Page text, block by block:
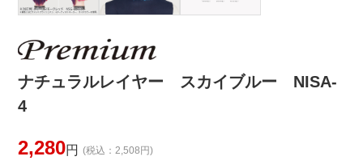
ナチュラルレイヤー スカイブルー NISA-
4
2,280円 (税込：2,508円)